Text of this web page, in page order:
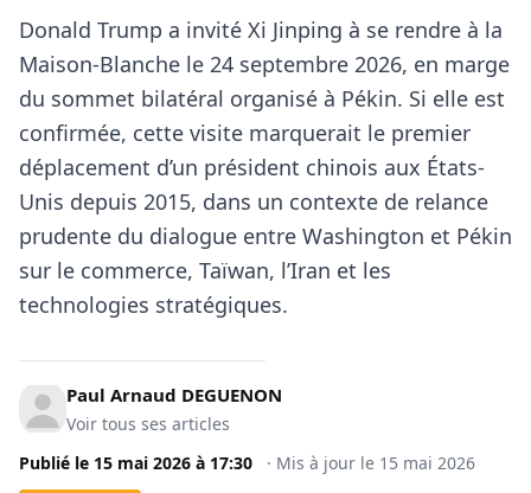
Donald Trump a invité Xi Jinping à se rendre à la
Maison-Blanche le 24 septembre 2026, en marge
du sommet bilatéral organisé à Pékin. Si elle est
confirmée, cette visite marquerait le premier
déplacement d’un président chinois aux États-
Unis depuis 2015, dans un contexte de relance
prudente du dialogue entre Washington et Pékin
sur le commerce, Taïwan, l’Iran et les
technologies stratégiques.
Paul Arnaud DEGUENON
Voir tous ses articles
Publié le 15 mai 2026 à 17:30 · Mis à jour le 15 mai 2026